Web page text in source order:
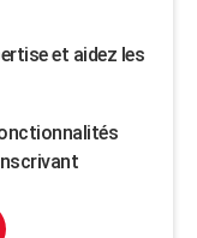
et aidez les